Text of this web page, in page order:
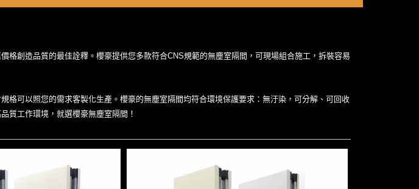
創造品質的最佳詮釋。櫻豪提供您多款符合CNS規範的無塵室隔間，可現場組合施工，拆裝容易
格可以照您的需求客製化生產。櫻豪的無塵室隔間均符合環境保護要求：無汙染，可分解、可回收
質工作環境，就選櫻豪無塵室隔間 ！